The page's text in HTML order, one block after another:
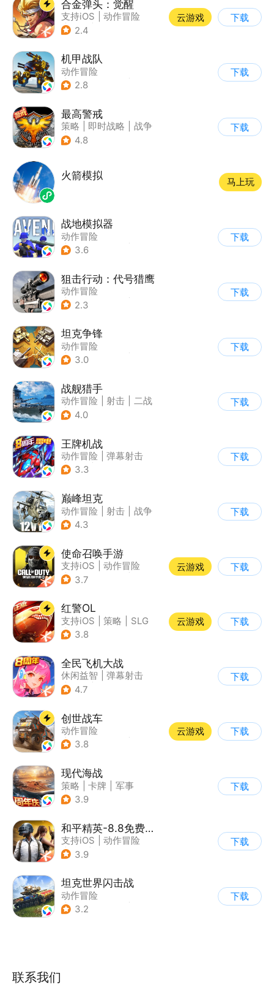
合金弹头：觉醒
支持iOS
动作冒险
| 射击
2.4
云游戏 下载
机甲战队
动作冒险
| 第三人称射击
2.8
下载
最高警戒
策略 即时战略
战争
| 红警
4.8
下载
火箭模拟
马上玩
战地模拟器
动作冒险
| 第一人称射击
3.6
下载
狙击行动：代号猎鹰
动作冒险
| 第一人称射击
2.3
下载
坦克争锋
动作冒险
| 第三人称射击
3.0
下载
战舰猎手
动作冒险 射击
二战
| 战术竞技
4.0
下载
王牌机战
动作冒险
弹幕射击
| 空战
3.3
下载
巅峰坦克
动作冒险 射击
战争
| 战术竞技
4.3
下载
使命召唤手游
支持iOS
动作冒险
| 第一人称射击
3.7
云游戏 下载
红警OL
支持iOS 策略
SLG
| 二战
3.8
云游戏 下载
全民飞机大战
休闲益智
弹幕射击
| 飞机
4.7
下载
创世战车
动作冒险
| 第三人称射击
3.8
云游戏 下载
现代海战
策略 卡牌
军事
| 战术竞技
3.9
下载
和平精英-8.8免费领20连抽
支持iOS
动作冒险
| PvP
3.9
下载
坦克世界闪击战
动作冒险
| 第三人称射击
3.2
下载
联系我们